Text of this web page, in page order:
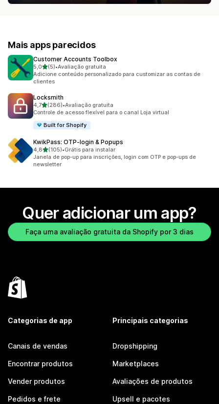
Mais apps parecidos
Customer Accounts Toolbox
5,0de 5 estrelas
(5)
5 avaliações ao todo
•Avaliação gratuita
Adicione conteúdo personalizado para customizar as contas de
clientes
Locksmith
4,7de 5 estrelas
(286)
286 avaliações ao todo
•Avaliação gratuita
Controle de acesso flexível para o canal Loja virtual
Built for Shopify
KwikPass: OTP‑login & Popups
4,8de 5 estrelas
(105)
105 avaliações ao todo
•Grátis para instalar
Janela de pop-up para inscrições, login com OTP e pop-ups de
newsletter
Quer adicionar um app?
Faça uma avaliação gratuita da Shopify por 3 dias
Categorias de app
Canais de vendas
Encontrar produtos
Vender produtos
Pedidos e frete
Principais categorias
Dropshipping
Marketplaces
Avaliações de produtos
Upsell e pacotes